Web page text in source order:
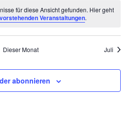
für diese Ansicht gefunden. Hier geht
Veranstaltungen.
Dieser Monat Juli
abonnieren